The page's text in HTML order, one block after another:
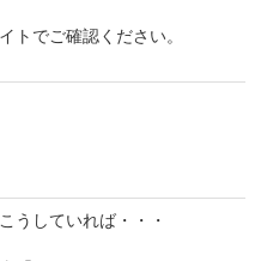
トでご確認ください。
うしていれば・・・